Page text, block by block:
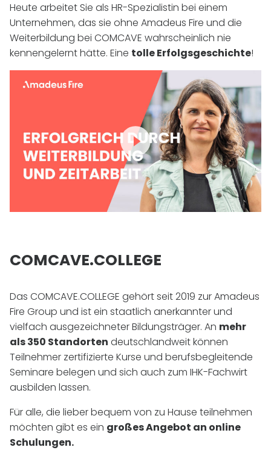
Heute arbeitet Sie als HR-Spezialistin bei einem
Unternehmen, das sie ohne Amadeus Fire und die
Weiterbildung bei COMCAVE wahrscheinlich nie
kennengelernt hätte. Eine tolle Erfolgsgeschichte!
COMCAVE.COLLEGE
Das COMCAVE.COLLEGE gehört seit 2019 zur Amadeus
Fire Group und ist ein staatlich anerkannter und
vielfach ausgezeichneter Bildungsträger. An mehr
als 350 Standorten deutschlandweit können
Teilnehmer zertifizierte Kurse und berufsbegleitende
Seminare belegen und sich auch zum IHK-Fachwirt
ausbilden lassen.
Für alle, die lieber bequem von zu Hause teilnehmen
möchten gibt es ein großes Angebot an online
Schulungen.